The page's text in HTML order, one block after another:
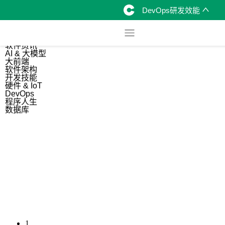
DevOps研发效能
软件资讯
AI & 大模型
大前端
软件架构
开发技能
硬件 & IoT
DevOps
程序人生
数据库
1